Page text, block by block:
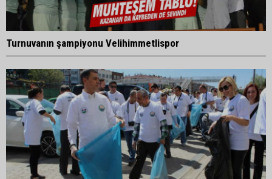
Turnuvanın şampiyonu Velihimmetlispor